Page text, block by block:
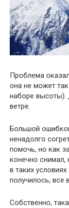
Проблема
она не может
наборе
ветре.
Большой
ненадолго
помочь, но как
конечно снимал,
в таких
получилось, все
Собственно,